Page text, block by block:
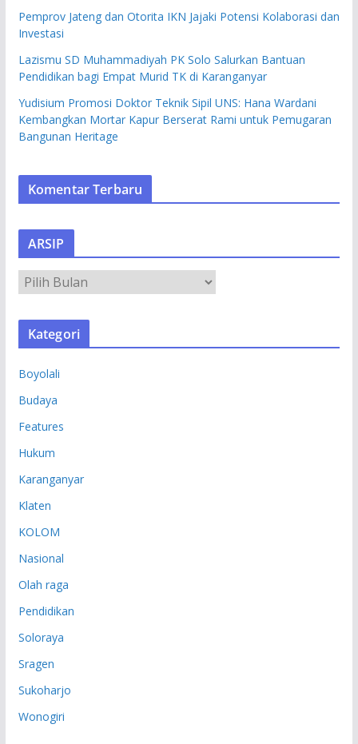
Pemprov Jateng dan Otorita IKN Jajaki Potensi Kolaborasi dan
Investasi
Lazismu SD Muhammadiyah PK Solo Salurkan Bantuan
Pendidikan bagi Empat Murid TK di Karanganyar
Yudisium Promosi Doktor Teknik Sipil UNS: Hana Wardani
Kembangkan Mortar Kapur Berserat Rami untuk Pemugaran
Bangunan Heritage
Komentar Terbaru
ARSIP
R
S
Kategori
Boyolali
Budaya
Features
Hukum
Karanganyar
Klaten
KOLOM
Nasional
Olah raga
Pendidikan
Soloraya
Sragen
Sukoharjo
Wonogiri